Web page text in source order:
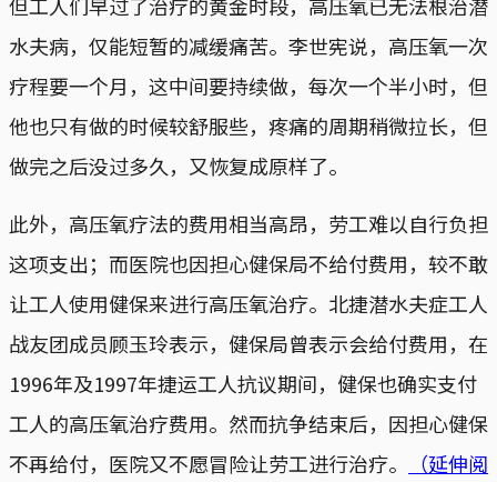
水夫病，仅能短暂的减缓痛苦。李世宪说，高压氧一次
疗程要一个月，这中间要持续做，每次一个半小时，但
他也只有做的时候较舒服些，疼痛的周期稍微拉长，但
做完之后没过多久，又恢复成原样了。
此外，高压氧疗法的费用相当高昂，劳工难以自行负担
这项支出；而医院也因担心健保局不给付费用，较不敢
让工人使用健保来进行高压氧治疗。北捷潜水夫症工人
战友团成员顾玉玲表示，健保局曾表示会给付费用，在
1996年及1997年捷运工人抗议期间，健保也确实支付
工人的高压氧治疗费用。然而抗争结束后，因担心健保
不再给付，医院又不愿冒险让劳工进行治疗。
（延伸阅